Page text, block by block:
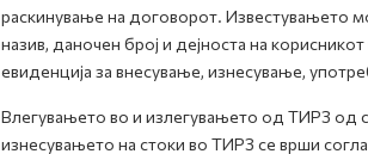
раскинување на договорот. Известувањето
назив, даночен број и дејноста на
евиденција за внесување, изнесување,
Влегувањето во и излегувањето од ТИРЗ од
изнесувањето на стоки во ТИРЗ се врши